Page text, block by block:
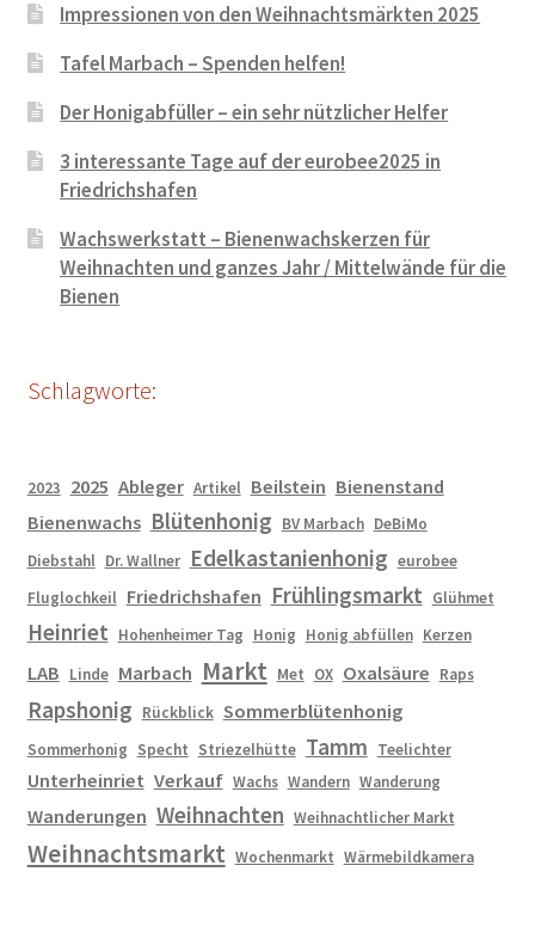
Impressionen von den Weihnachtsmärkten 2025
Tafel Marbach – Spenden helfen!
Der Honigabfüller – ein sehr nützlicher Helfer
3 interessante Tage auf der eurobee2025 in
Friedrichshafen
Wachswerkstatt – Bienenwachskerzen für
Weihnachten und ganzes Jahr / Mittelwände für die
Bienen
Schlagworte:
2023 2025 Ableger Artikel Beilstein Bienenstand
Bienenwachs Blütenhonig BV Marbach DeBiMo
Diebstahl Dr. Wallner Edelkastanienhonig eurobee
Fluglochkeil Friedrichshafen Frühlingsmarkt Glühmet
Heinriet Hohenheimer Tag Honig Honig abfüllen Kerzen
LAB Linde Marbach Markt Met OX Oxalsäure Raps
Rapshonig Rückblick Sommerblütenhonig
Sommerhonig Specht Striezelhütte Tamm Teelichter
Unterheinriet Verkauf Wachs Wandern Wanderung
Wanderungen Weihnachten Weihnachtlicher Markt
Weihnachtsmarkt Wochenmarkt Wärmebildkamera